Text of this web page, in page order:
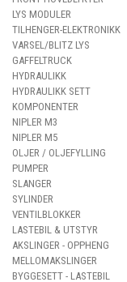
LYS MODULER
TILHENGER-ELEKTRONIKK
VARSEL/BLITZ LYS
GAFFELTRUCK
HYDRAULIKK
HYDRAULIKK SETT
KOMPONENTER
NIPLER M3
NIPLER M5
OLJER / OLJEFYLLING
PUMPER
SLANGER
SYLINDER
VENTILBLOKKER
LASTEBIL & UTSTYR
AKSLINGER - OPPHENG
MELLOMAKSLINGER
BYGGESETT - LASTEBIL